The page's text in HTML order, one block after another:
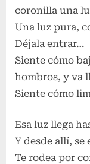
coronilla una
Una luz pura,
Déjala entrar…
Siente cómo
hombros, y va
Siente cómo
Esa luz llega
Y desde allí, se
Te rodea por